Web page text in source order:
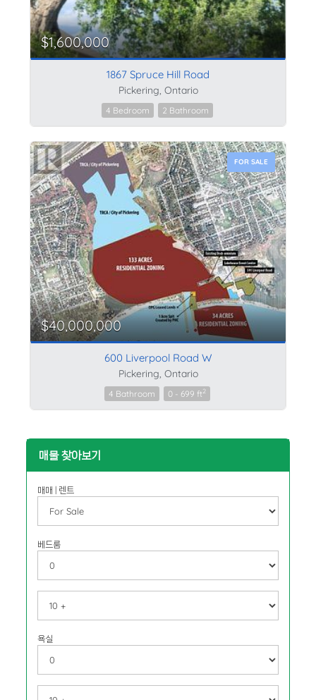
$1,600,000
1867 Spruce Hill Road
Pickering, Ontario
4 Bedroom 2 Bathroom
FOR SALE
$40,000,000
600 Liverpool Road W
Pickering, Ontario
4 Bathroom 0 - 699 ft2
매물 찾아보기
매매 | 렌트
베드룸
욕실